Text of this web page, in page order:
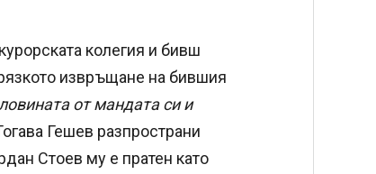
колегия и бивш
извръщане на бившия
от мандата си и
Гешев разпространи
Стоев му е пратен като